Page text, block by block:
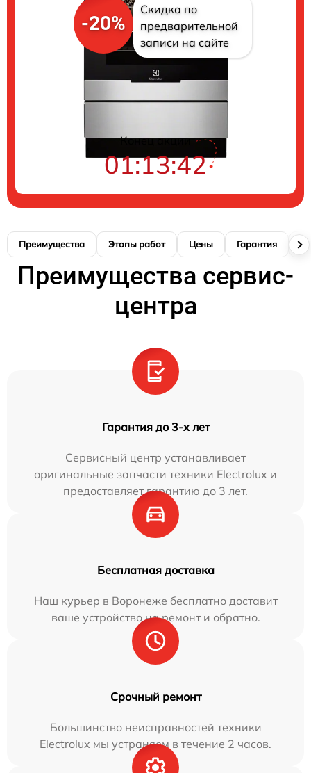
-20%
Скидка по
предварительной
записи на сайте
Конец акции
01:13:41
Преимущества Этапы работ Цены Гарантия
Преимущества сервис-
центра
Гарантия до 3-х лет
Сервисный центр устанавливает
оригинальные запчасти техники Electrolux и
предоставляет гарантию до 3 лет.
Бесплатная доставка
Наш курьер в Воронеже бесплатно доставит
ваше устройство на ремонт и обратно.
Срочный ремонт
Большинство неисправностей техники
Electrolux мы устраняем в течение 2 часов.